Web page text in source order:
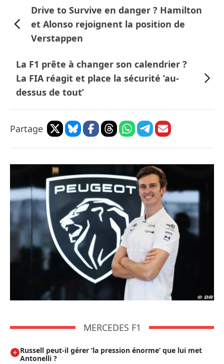
Drive to Survive en danger ? Hamilton
et Alonso rejoignent la position de
Verstappen
La F1 prête à changer son calendrier ?
La FIA réagit et place la sécurité ’au-
dessus de tout’
Partage
MERCEDES F1
Russell peut-il gérer ’la pression énorme’ que lui met
Antonelli ?